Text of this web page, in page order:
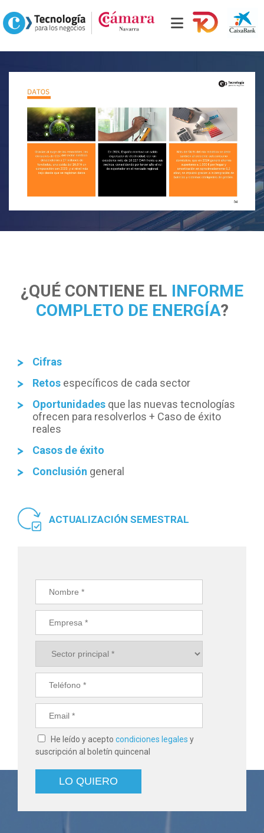
¿QUÉ CONTIENE EL INFORME
COMPLETO DE ENERGÍA?
Cifras
Retos específicos de cada sector
Oportunidades que las nuevas tecnologías
ofrecen para resolverlos + Caso de éxito
reales
Casos de éxito
Conclusión general
ACTUALIZACIÓN SEMESTRAL
He leído y acepto condiciones legales y
suscripción al boletín quincenal